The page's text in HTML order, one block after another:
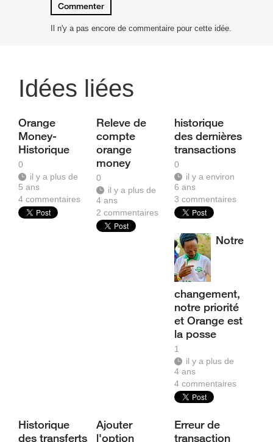
Commenter
Il n'y a pas encore de commentaire pour cette idée.
Idées liées
Orange
Money-
Historique
0
il y a plus de
5 ans
4 commentaires
Releve de
compte
orange
money
0
il y a plus de
4 ans
2commentaires
historique
des dernières
transactions
0
il y a environ
6 ans
3commentaires
Notre
changement,
notre priorité
et Orange est
la posse
1
il y a plus de
4 ans
4commentaires
Historique
des transferts
Ajouter
l'option
Erreur de
transaction